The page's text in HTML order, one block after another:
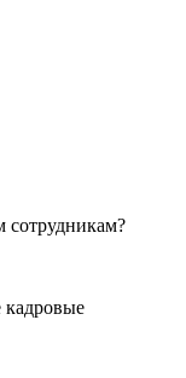
сотрудникам?
кадровые